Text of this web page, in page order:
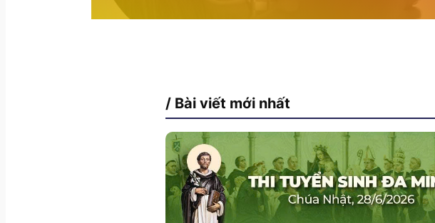
/ Bài viết mới nhất